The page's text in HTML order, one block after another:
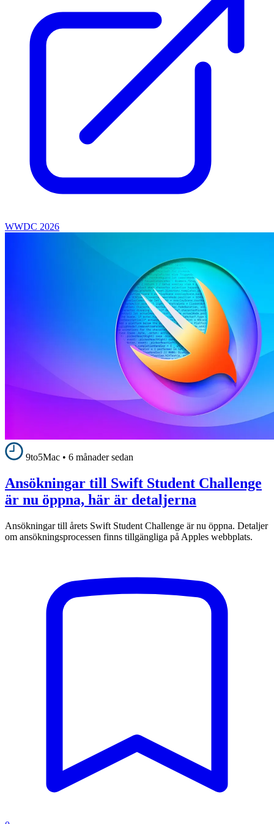
WWDC 2026
9to5Mac • 6 månader sedan
Ansökningar till Swift Student Challenge
är nu öppna, här är detaljerna
Ansökningar till årets Swift Student Challenge är nu öppna. Detaljer
om ansökningsprocessen finns tillgängliga på Apples webbplats.